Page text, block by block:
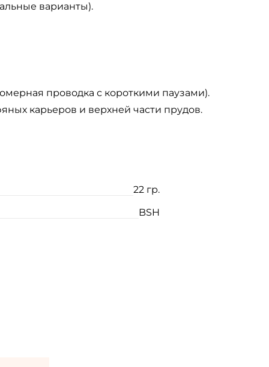
варианты).
проводка с короткими паузами).
карьеров и верхней части прудов.
22 гр.
BSH